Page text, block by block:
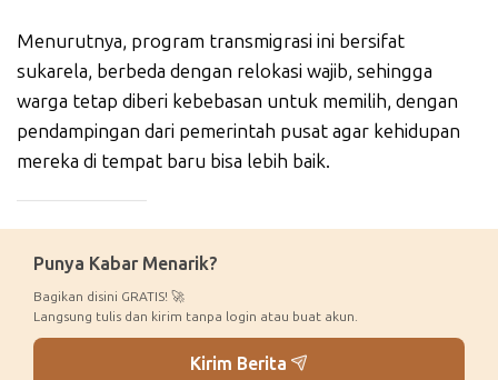
Menurutnya, program transmigrasi ini bersifat
sukarela, berbeda dengan relokasi wajib, sehingga
warga tetap diberi kebebasan untuk memilih, dengan
pendampingan dari pemerintah pusat agar kehidupan
mereka di tempat baru bisa lebih baik.
Punya Kabar Menarik?
Bagikan disini GRATIS! 🚀
Langsung tulis dan kirim tanpa login atau buat akun.
Kirim Berita